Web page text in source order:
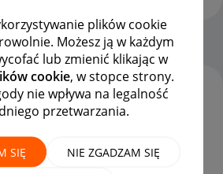
plików cookie
Możesz ją w każdym
lub zmienić klikając w
cookie, w stopce strony.
nie wpływa na legalność
przetwarzania.
SIĘ NIE ZGADZAM SIĘ
OPCJE
Odp.: POdjazd kuriera Allegro One
One dla sprzedawców
202313:53